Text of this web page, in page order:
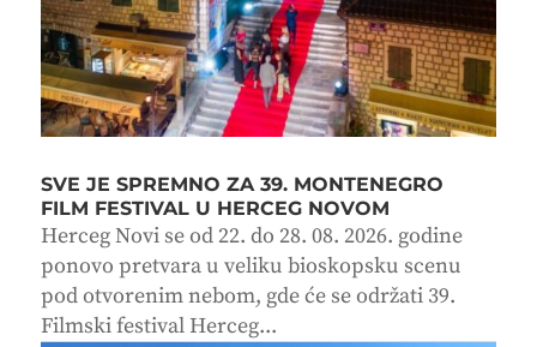
SVE JE SPREMNO ZA 39. MONTENEGRO
FILM FESTIVAL U HERCEG NOVOM
Herceg Novi se od 22. do 28. 08. 2026. godine
ponovo pretvara u veliku bioskopsku scenu
pod otvorenim nebom, gde će se održati 39.
Filmski festival Herceg...